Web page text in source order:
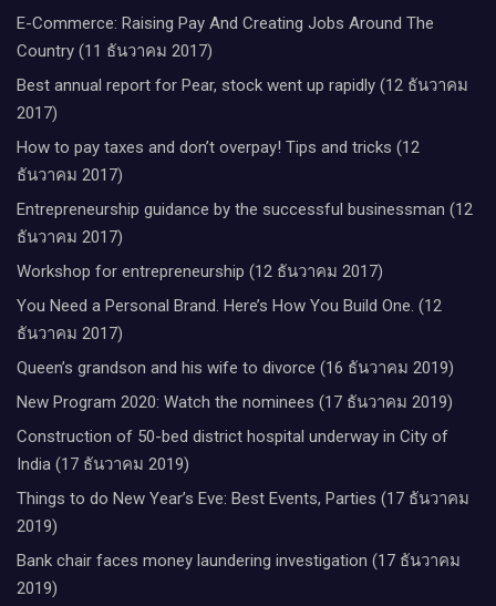
E-Commerce: Raising Pay And Creating Jobs Around The
Country (11 ธันวาคม 2017)
Best annual report for Pear, stock went up rapidly (12 ธันวาคม
2017)
How to pay taxes and don’t overpay! Tips and tricks (12
ธันวาคม 2017)
Entrepreneurship guidance by the successful businessman (12
ธันวาคม 2017)
Workshop for entrepreneurship (12 ธันวาคม 2017)
You Need a Personal Brand. Here’s How You Build One. (12
ธันวาคม 2017)
Queen’s grandson and his wife to divorce (16 ธันวาคม 2019)
New Program 2020: Watch the nominees (17 ธันวาคม 2019)
Construction of 50-bed district hospital underway in City of
India (17 ธันวาคม 2019)
Things to do New Year’s Eve: Best Events, Parties (17 ธันวาคม
2019)
Bank chair faces money laundering investigation (17 ธันวาคม
2019)